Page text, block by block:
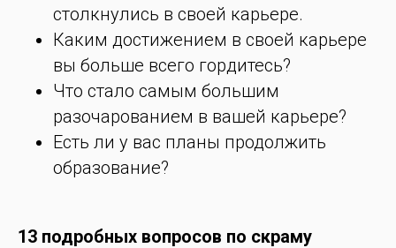
столкнулись в своей карьере.
Каким достижением в своей карьере
вы больше всего гордитесь?
Что стало самым большим
разочарованием в вашей карьере?
Есть ли у вас планы продолжить
образование?
13 подробных вопросов по скраму